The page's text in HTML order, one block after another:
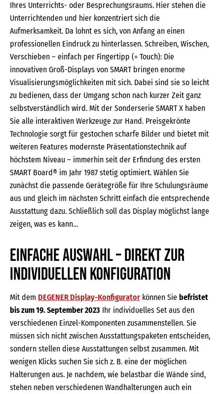
Ihres Unterrichts- oder Besprechungsraums. Hier stehen die
Unterrichtenden und hier konzentriert sich die
Aufmerksamkeit. Da lohnt es sich, von Anfang an einen
professionellen Eindruck zu hinterlassen. Schreiben, Wischen,
Verschieben – einfach per Fingertipp (= Touch): Die
innovativen Groß-Displays von SMART bringen enorme
Visualisierungsmöglichkeiten mit sich. Dabei sind sie so leicht
zu bedienen, dass der Umgang schon nach kurzer Zeit ganz
selbstverständlich wird. Mit der Sonderserie SMART X haben
Sie alle interaktiven Werkzeuge zur Hand. Preisgekrönte
Technologie sorgt für gestochen scharfe Bilder und bietet mit
weiteren Features modernste Präsentationstechnik auf
höchstem Niveau – immerhin seit der Erfindung des ersten
SMART Board® im Jahr 1987 stetig optimiert. Wählen Sie
zunächst die passende Gerätegröße für Ihre Schulungsräume
aus und gleich im nächsten Schritt einfach die entsprechende
Ausstattung dazu. Schließlich soll das Display möglichst lange
zeigen, was es kann…
Einfache Auswahl – direkt zur
individuellen Konfiguration
Mit dem DEGENER Display-Konfigurator können Sie befristet
bis zum 19. September 2023 Ihr individuelles Set aus den
verschiedenen Einzel-Komponenten zusammenstellen. Sie
müssen sich nicht zwischen Ausstattungspaketen entscheiden,
sondern stellen diese Ausstattungen selbst zusammen. Mit
wenigen Klicks suchen Sie sich z. B. eine der möglichen
Halterungen aus. Je nachdem, wie belastbar die Wände sind,
stehen neben verschiedenen Wandhalterungen auch ein